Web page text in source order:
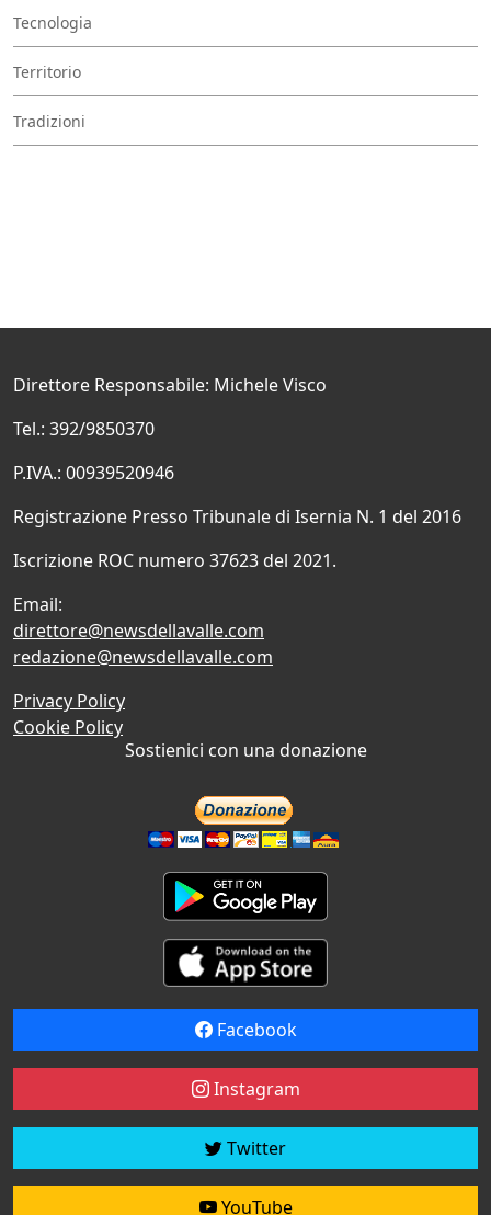
Tecnologia
Territorio
Tradizioni
Direttore Responsabile: Michele Visco
Tel.: 392/9850370
P.IVA.: 00939520946
Registrazione Presso Tribunale di Isernia N. 1 del 2016
Iscrizione ROC numero 37623 del 2021.
Email:
direttore@newsdellavalle.com
redazione@newsdellavalle.com
Privacy Policy
Cookie Policy
Sostienici con una donazione
Facebook
Instagram
Twitter
YouTube